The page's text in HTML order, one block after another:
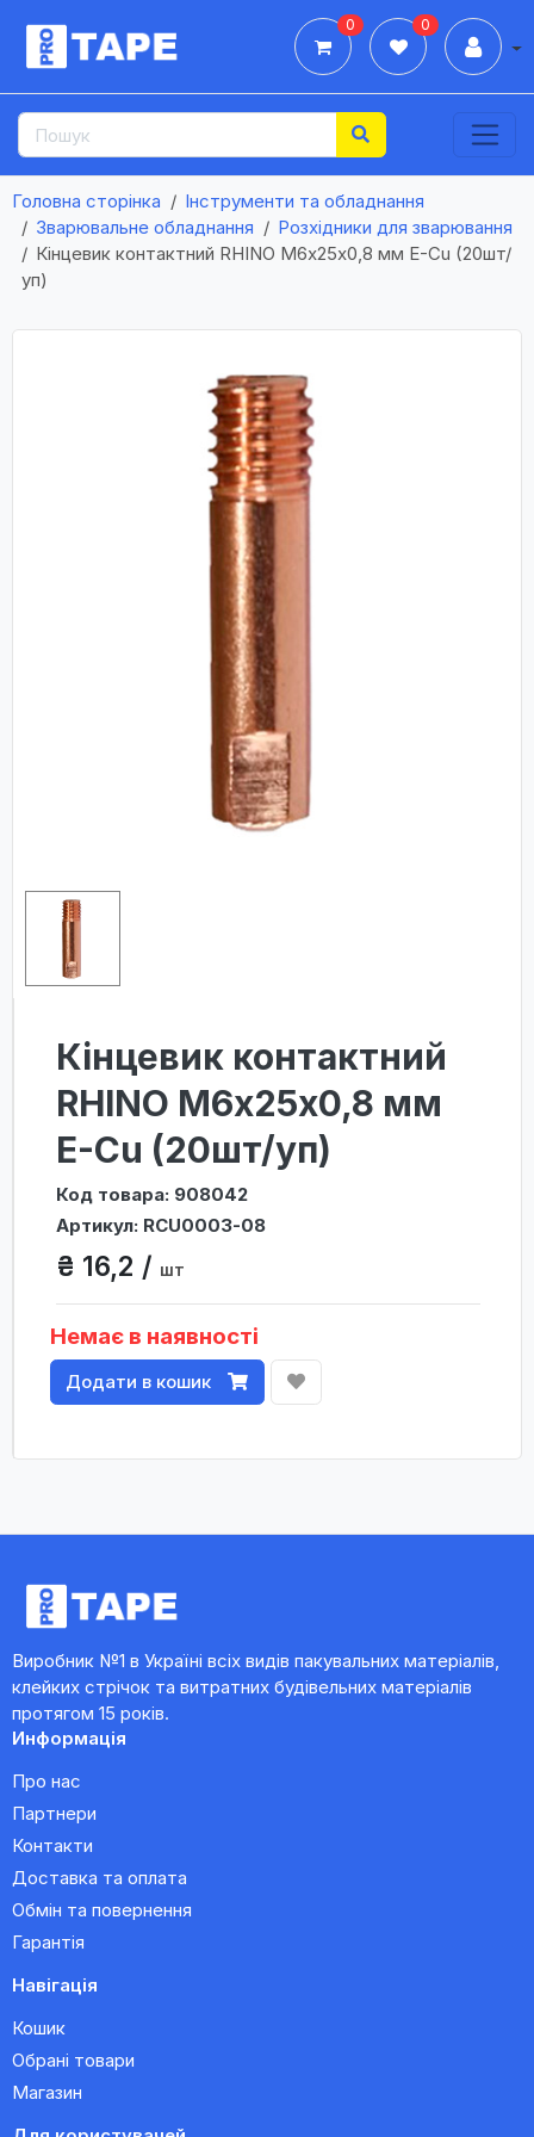
0 0
Головна сторінка
Інструменти та обладнання
Зварювальне обладнання
Розхідники для зварювання
Кінцевик контактний RHINO М6х25х0,8 мм E-Cu (20шт/
уп)
Кінцевик контактний
RHINO М6х25х0,8 мм
E-Cu (20шт/уп)
Код товара: 908042
Артикул: RCU0003-08
₴ 16,2 / шт
Немає в наявності
Додати в кошик
Виробник №1 в Україні всіх видів пакувальних матеріалів,
клейких стрічок та витратних будівельних матеріалів
протягом 15 років.
Информація
Про нас
Партнери
Контакти
Доставка та оплата
Обмін та повернення
Гарантія
Навігація
Кошик
Обрані товари
Магазин